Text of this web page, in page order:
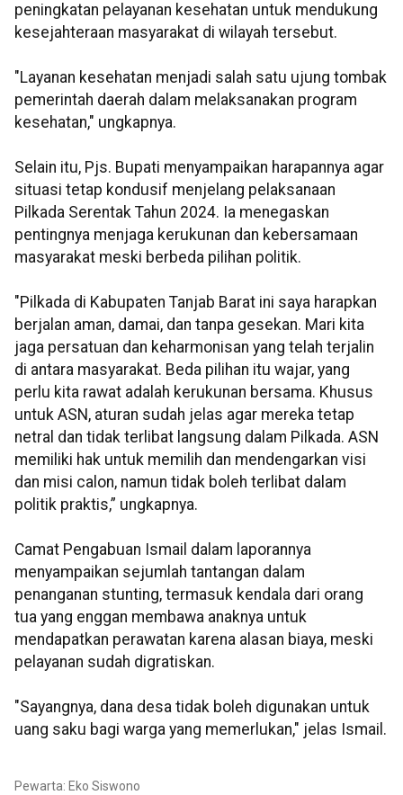
peningkatan pelayanan kesehatan untuk mendukung
kesejahteraan masyarakat di wilayah tersebut.
"Layanan kesehatan menjadi salah satu ujung tombak
pemerintah daerah dalam melaksanakan program
kesehatan," ungkapnya.
Selain itu, Pjs. Bupati menyampaikan harapannya agar
situasi tetap kondusif menjelang pelaksanaan
Pilkada Serentak Tahun 2024. Ia menegaskan
pentingnya menjaga kerukunan dan kebersamaan
masyarakat meski berbeda pilihan politik.
"Pilkada di Kabupaten Tanjab Barat ini saya harapkan
berjalan aman, damai, dan tanpa gesekan. Mari kita
jaga persatuan dan keharmonisan yang telah terjalin
di antara masyarakat. Beda pilihan itu wajar, yang
perlu kita rawat adalah kerukunan bersama. Khusus
untuk ASN, aturan sudah jelas agar mereka tetap
netral dan tidak terlibat langsung dalam Pilkada. ASN
memiliki hak untuk memilih dan mendengarkan visi
dan misi calon, namun tidak boleh terlibat dalam
politik praktis,” ungkapnya.
Camat Pengabuan Ismail dalam laporannya
menyampaikan sejumlah tantangan dalam
penanganan stunting, termasuk kendala dari orang
tua yang enggan membawa anaknya untuk
mendapatkan perawatan karena alasan biaya, meski
pelayanan sudah digratiskan.
"Sayangnya, dana desa tidak boleh digunakan untuk
uang saku bagi warga yang memerlukan," jelas Ismail.
Pewarta: Eko Siswono